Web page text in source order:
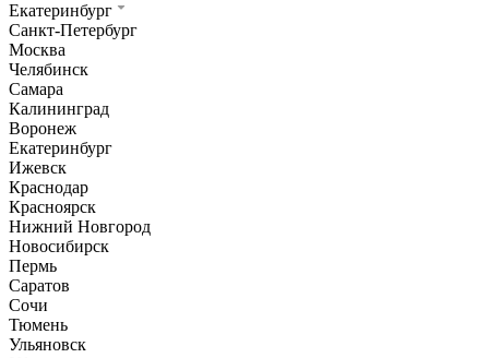
Екатеринбург
Санкт-Петербург
Москва
Челябинск
Самара
Калининград
Воронеж
Екатеринбург
Ижевск
Краснодар
Красноярск
Нижний Новгород
Новосибирск
Пермь
Саратов
Сочи
Тюмень
Ульяновск